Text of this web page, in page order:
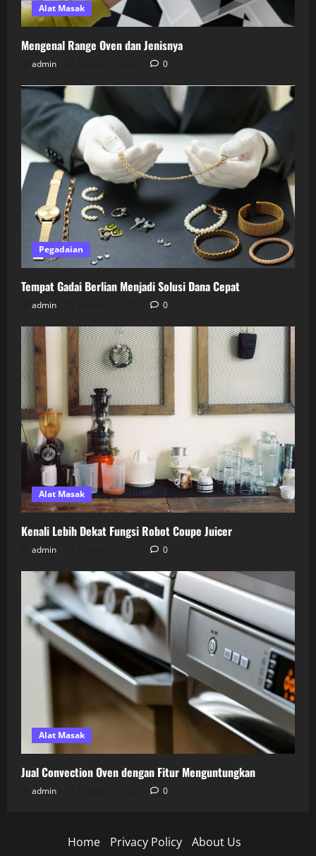
Alat Masak
Mengenal Range Oven dan Jenisnya
admin 0
Pegadaian
Tempat Gadai Berlian Menjadi Solusi Dana Cepat
admin 0
Alat Masak
Kenali Lebih Dekat Fungsi Robot Coupe Juicer
admin 0
Alat Masak
Jual Convection Oven dengan Fitur Menguntungkan
admin 0
Home Privacy Policy About Us